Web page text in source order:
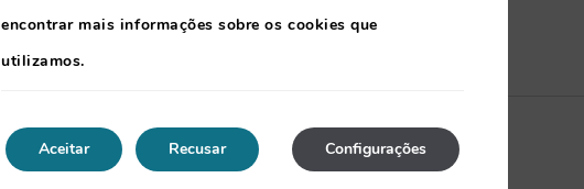
encontrar mais informações sobre os cookies que
utilizamos.
Aceitar Configurações
Recusar